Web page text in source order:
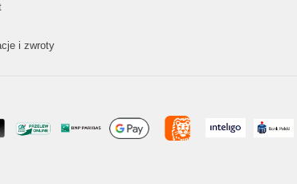
i zwroty